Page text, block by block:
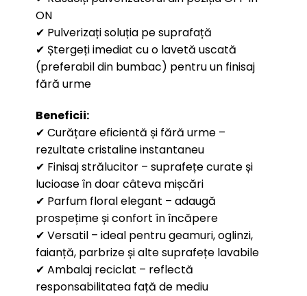
ON
✔ Pulverizați soluția pe suprafață
✔ Ștergeți imediat cu o lavetă uscată
(preferabil din bumbac) pentru un finisaj
fără urme
Beneficii:
✔ Curățare eficientă și fără urme –
rezultate cristaline instantaneu
✔ Finisaj strălucitor – suprafețe curate și
lucioase în doar câteva mișcări
✔ Parfum floral elegant – adaugă
prospețime și confort în încăpere
✔ Versatil – ideal pentru geamuri, oglinzi,
faianță, parbrize și alte suprafețe lavabile
✔ Ambalaj reciclat – reflectă
responsabilitatea față de mediu